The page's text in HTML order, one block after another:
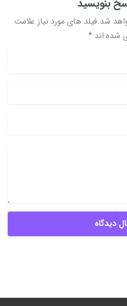
بنویسید
شد.فیلد های مورد نیاز علامت
شده اند *